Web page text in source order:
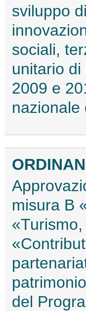
sviluppo
sociali,
unitario
2009 e
nazionale
misura B
del